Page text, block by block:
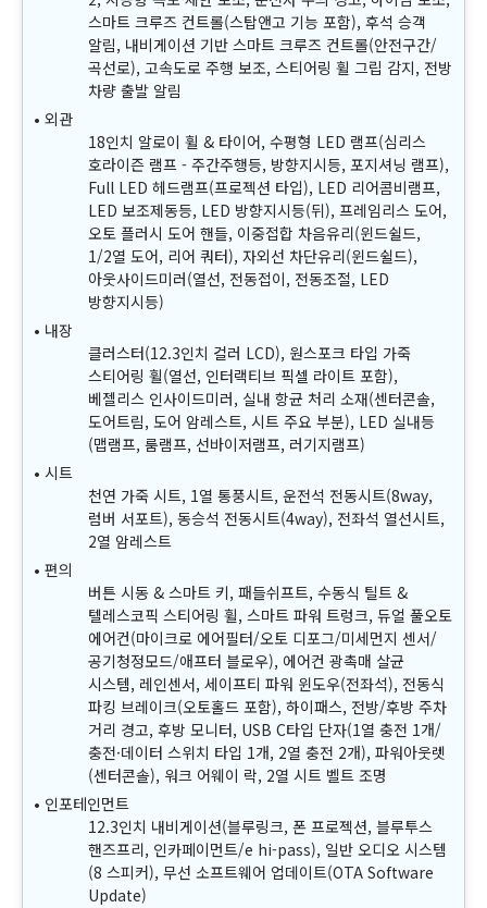
스마트 크루즈 컨트롤(스탑앤고 기능 포함), 후석 승객
알림, 내비게이션 기반 스마트 크루즈 컨트롤(안전구간/
곡선로), 고속도로 주행 보조, 스티어링 휠 그립 감지, 전방
차량 출발 알림
외관
18인치 알로이 휠 & 타이어, 수평형 LED 램프(심리스
호라이즌 램프 - 주간주행등, 방향지시등, 포지셔닝 램프),
Full LED 헤드램프(프로젝션 타입), LED 리어콤비램프,
LED 보조제동등, LED 방향지시등(뒤), 프레임리스 도어,
오토 플러시 도어 핸들, 이중접합 차음유리(윈드쉴드,
1/2열 도어, 리어 쿼터), 자외선 차단유리(윈드쉴드),
아웃사이드미러(열선, 전동접이, 전동조절, LED
방향지시등)
내장
클러스터(12.3인치 컬러 LCD), 원스포크 타입 가죽
스티어링 휠(열선, 인터랙티브 픽셀 라이트 포함),
베젤리스 인사이드미러, 실내 항균 처리 소재(센터콘솔,
도어트림, 도어 암레스트, 시트 주요 부분), LED 실내등
(맵램프, 룸램프, 선바이저램프, 러기지램프)
시트
천연 가죽 시트, 1열 통풍시트, 운전석 전동시트(8way,
럼버 서포트), 동승석 전동시트(4way), 전좌석 열선시트,
2열 암레스트
편의
버튼 시동 & 스마트 키, 패들쉬프트, 수동식 틸트 &
텔레스코픽 스티어링 휠, 스마트 파워 트렁크, 듀얼 풀오토
에어컨(마이크로 에어필터/오토 디포그/미세먼지 센서/
공기청정모드/애프터 블로우), 에어컨 광촉매 살균
시스템, 레인센서, 세이프티 파워 윈도우(전좌석), 전동식
파킹 브레이크(오토홀드 포함), 하이패스, 전방/후방 주차
거리 경고, 후방 모니터, USB C타입 단자(1열 충전 1개/
충전·데이터 스위치 타입 1개, 2열 충전 2개), 파워아웃렛
(센터콘솔), 워크 어웨이 락, 2열 시트 벨트 조명
인포테인먼트
12.3인치 내비게이션(블루링크, 폰 프로젝션, 블루투스
핸즈프리, 인카페이먼트/e hi-pass), 일반 오디오 시스템
(8 스피커), 무선 소프트웨어 업데이트(OTA Software
Update)